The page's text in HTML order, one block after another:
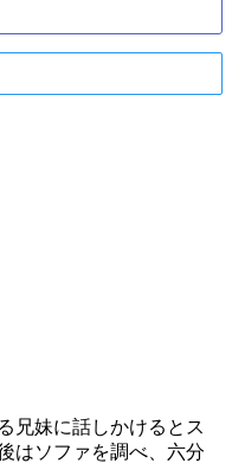
兄妹に話しかけるとス
はソファを調べ、六分